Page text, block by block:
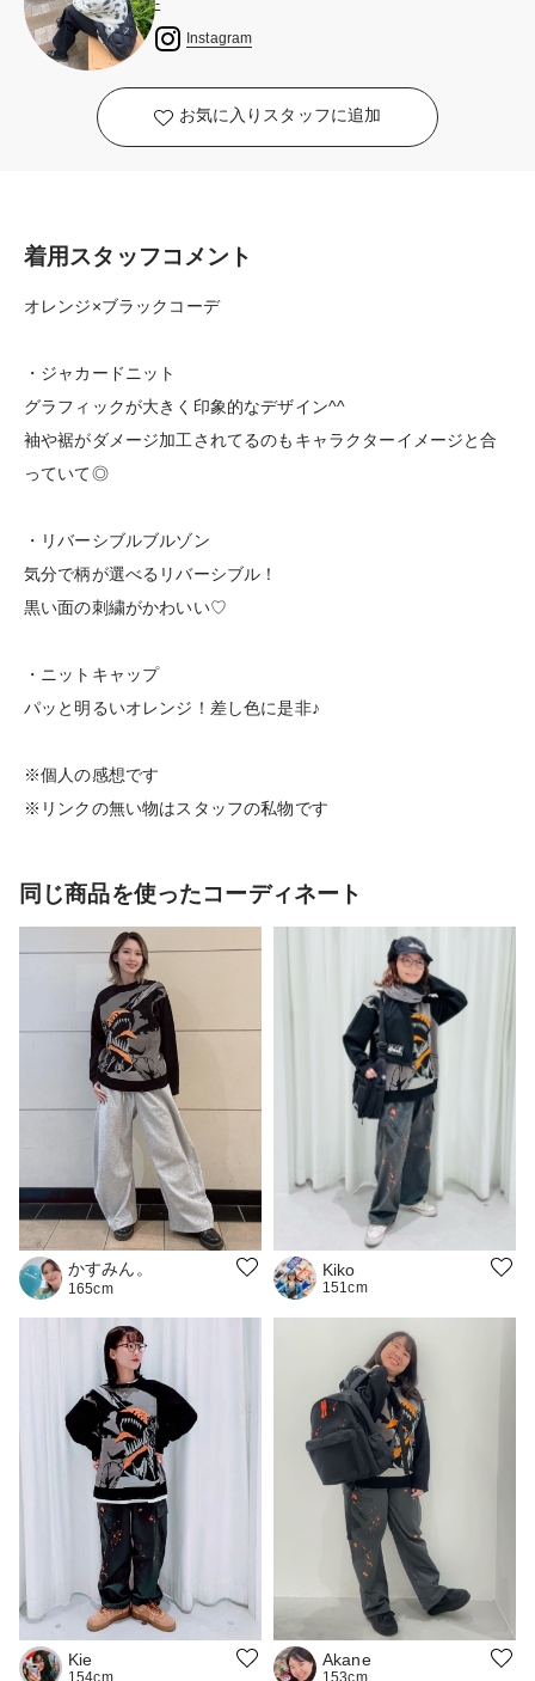
-
Instagram
お気に入りスタッフに追加
着用スタッフコメント
オレンジ×ブラックコーデ
・ジャカードニット
グラフィックが大きく印象的なデザイン^^
袖や裾がダメージ加工されてるのもキャラクターイメージと合
っていて◎
・リバーシブルブルゾン
気分で柄が選べるリバーシブル！
黒い面の刺繍がかわいい♡
・ニットキャップ
パッと明るいオレンジ！差し色に是非♪
※個人の感想です
※リンクの無い物はスタッフの私物です
同じ商品を使ったコーディネート
かすみん。
165cm
Kiko
151cm
Kie Akane